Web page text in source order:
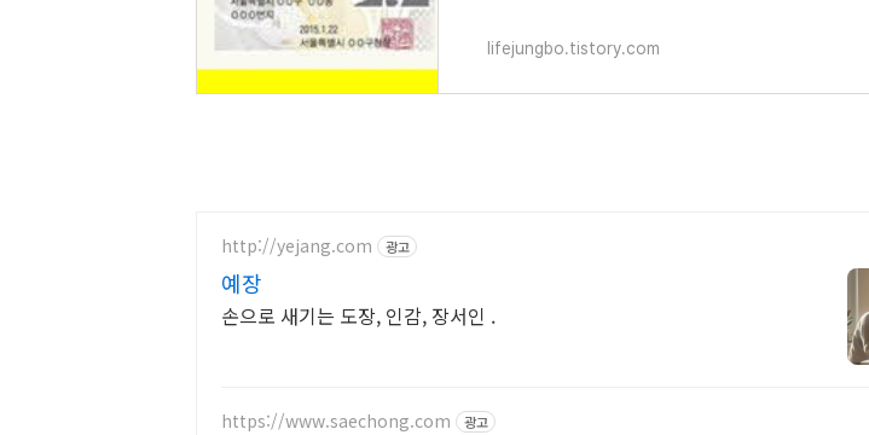
lifejungbo.tistory.com
http://yejang.com 광고
예장
손으로 새기는 도장, 인감, 장서인 .
https://www.saechong.com 광고